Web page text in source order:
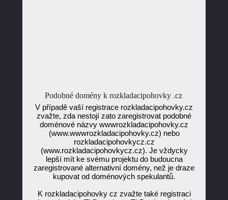
Podobné domény k rozkladacipohovky .cz
V případě vaší registrace rozkladacipohovky.cz
zvažte, zda nestojí zato zaregistrovat podobné
doménové názvy wwwrozkladacipohovky.cz
(www.wwwrozkladacipohovky.cz) nebo
rozkladacipohovkycz.cz
(www.rozkladacipohovkycz.cz). Je vždycky
lepší mít ke svému projektu do budoucna
zaregistrované alternativní domény, než je draze
kupovat od doménových spekulantů.
K rozkladacipohovky cz zvažte také registraci